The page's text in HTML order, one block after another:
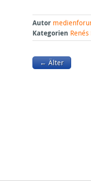
Autor
Kategorien
← Älter